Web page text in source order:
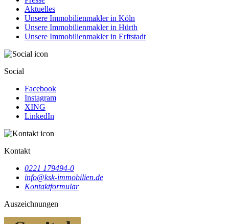
Aktuelles
Unsere Immobilienmakler in Köln
Unsere Immobilienmakler in Hürth
Unsere Immobilienmakler in Erftstadt
Social
Facebook
Instagram
XING
LinkedIn
Kontakt
0221 179494-0
info@ksk-immobilien.de
Kontaktformular
Auszeichnungen